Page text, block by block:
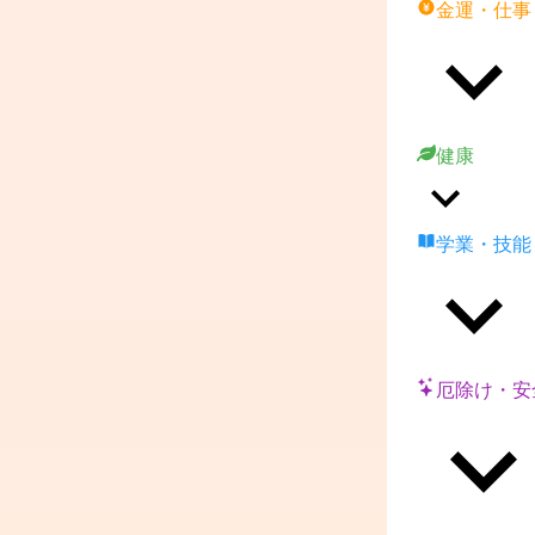
金運・仕事
健康
学業・技能
厄除け・